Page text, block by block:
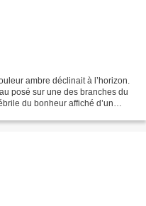
ambre déclinait à l’horizon.
posé sur une des branches du
du bonheur affiché d’un